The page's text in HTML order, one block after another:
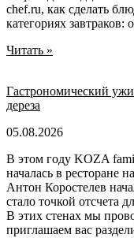
chef.ru, как сделать
категориях завтраков:
Читать »
Гастрономический
дереза
05.08.2026
В этом году KOZA
началась в ресторане
Антон Коростелев
стало точкой отсчета
В этих стенах мы
приглашаем вас